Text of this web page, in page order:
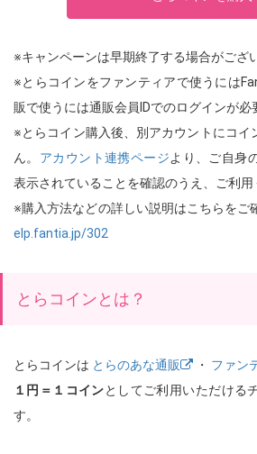
※キャンペーンは早期終了する場合がござ
※とらコインをファンティアで使うには
販で使うには通販会員IDでのログインが必
※とらコイン購入後、別アカウントにコイ
ん。 アカウント連携ページより、ご自身
表示されていることを確認のうえ、ご利用
※購入方法などの詳しい説明はこちらをご
elp.fantia.jp/302
とらコインとは？
とらコインは とらのあな通販 ・ ファン
１円＝１コインとしてご利用いただける
す。